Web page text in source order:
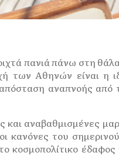
πανιά πάνω στη
των Αθηνών είναι η
αναπνοής από
και αναβαθμισμένες
κανόνες του
έδαφος